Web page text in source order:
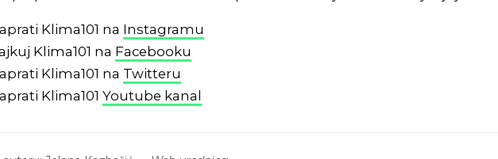
Klima101 na Instagramu
Klima101 na Facebooku
Klima101 na Twitteru
Klima101 Youtube kanal